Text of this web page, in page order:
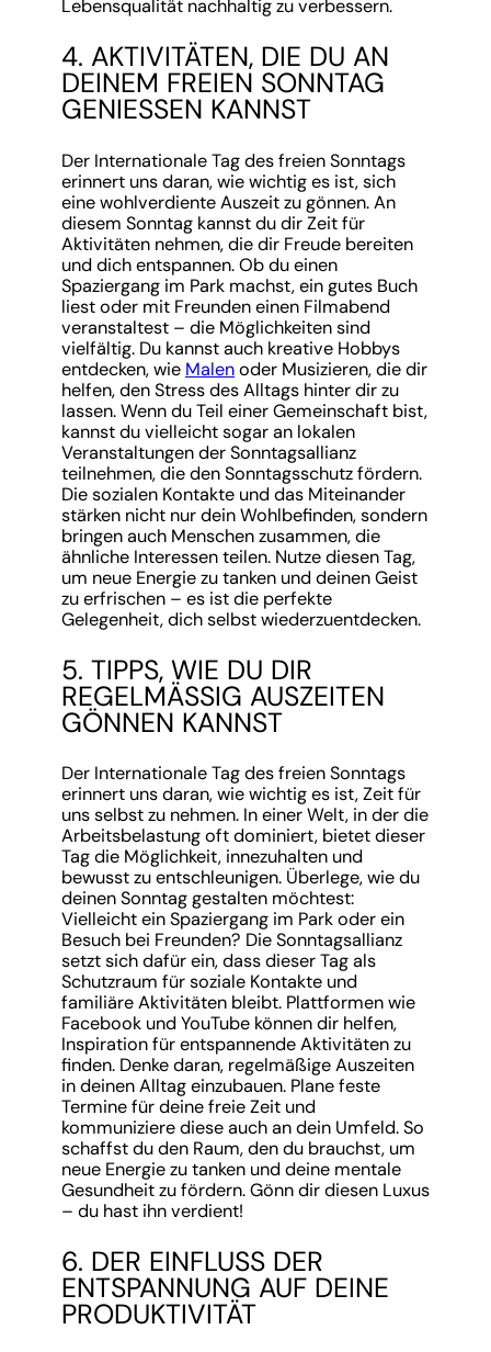
Lebensqualität nachhaltig zu verbessern.
4. AKTIVITÄTEN, DIE DU AN
DEINEM FREIEN SONNTAG
GENIESSEN KANNST
Der Internationale Tag des freien Sonntags
erinnert uns daran, wie wichtig es ist, sich
eine wohlverdiente Auszeit zu gönnen. An
diesem Sonntag kannst du dir Zeit für
Aktivitäten nehmen, die dir Freude bereiten
und dich entspannen. Ob du einen
Spaziergang im Park machst, ein gutes Buch
liest oder mit Freunden einen Filmabend
veranstaltest – die Möglichkeiten sind
vielfältig. Du kannst auch kreative Hobbys
entdecken, wie Malenoder Musizieren, die dir
helfen, den Stress des Alltags hinter dir zu
lassen. Wenn du Teil einer Gemeinschaft bist,
kannst du vielleicht sogar an lokalen
Veranstaltungen der Sonntagsallianz
teilnehmen, die den Sonntagsschutz fördern.
Die sozialen Kontakte und das Miteinander
stärken nicht nur dein Wohlbefinden, sondern
bringen auch Menschen zusammen, die
ähnliche Interessen teilen. Nutze diesen Tag,
um neue Energie zu tanken und deinen Geist
zu erfrischen – es ist die perfekte
Gelegenheit, dich selbst wiederzuentdecken.
5. TIPPS, WIE DU DIR
REGELMÄSSIG AUSZEITEN G
ÖNNEN KANNST
Der Internationale Tag des freien Sonntags
erinnert uns daran, wie wichtig es ist, Zeit für
uns selbst zu nehmen. In einer Welt, in der die
Arbeitsbelastung oft dominiert, bietet dieser
Tag die Möglichkeit, innezuhalten und
bewusst zu entschleunigen. Überlege, wie du
deinen Sonntag gestalten möchtest:
Vielleicht ein Spaziergang im Park oder ein
Besuch bei Freunden? Die Sonntagsallianz
setzt sich dafür ein, dass dieser Tag als
Schutzraum für soziale Kontakte und
familiäre Aktivitäten bleibt. Plattformen wie
Facebook und YouTube können dir helfen,
Inspiration für entspannende Aktivitäten zu
finden. Denke daran, regelmäßige Auszeiten
in deinen Alltag einzubauen. Plane feste
Termine für deine freie Zeit und
kommuniziere diese auch an dein Umfeld. So
schaffst du den Raum, den du brauchst, um
neue Energie zu tanken und deine mentale
Gesundheit zu fördern. Gönn dir diesen Luxus
– du hast ihn verdient!
6. DER EINFLUSS DER
ENTSPANNUNG AUF DEINE
PRODUKTIVITÄT